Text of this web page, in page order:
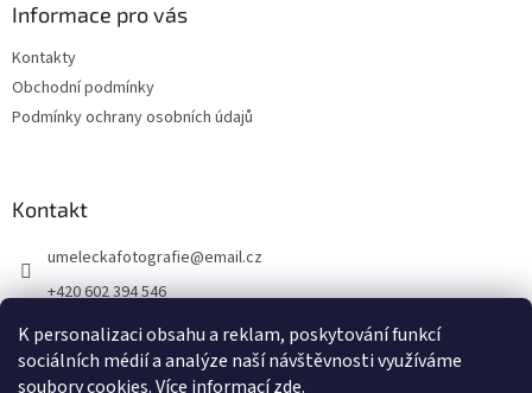
K personalizaci obsahu a reklam, poskytování funkcí
sociálních médií a analýze naší návštěvnosti využíváme
soubory cookies. Více informacízde.
Informace pro vás
Kontakty
Obchodní podmínky
Podmínky ochrany osobních údajů
Kontakt
umeleckafotografie@email.cz
+420 602 394 546
Facebook